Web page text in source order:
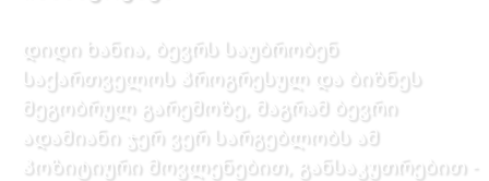
დიდი ხანია, ბევრს საუბრობენ
საქართველოს პროგრესულ და ბიზნეს
მეგობრულ გარემოზე, მაგრამ ბევრი
ადამიანი ჯერ ვერ სარგებლობს ამ
პოზიტიური მოვლენებით, განსაკუთრებით -